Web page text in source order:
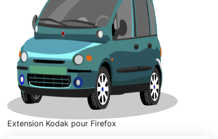
Extension Kodak pour Firefox